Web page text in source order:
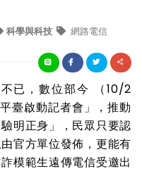
科學與科技 網路電信
已，數位部今 （10/2
臺啟動記者會」，推動
明正身」，民眾只要認
官方單位發佈，更能有
模範生遠傳電信受邀出